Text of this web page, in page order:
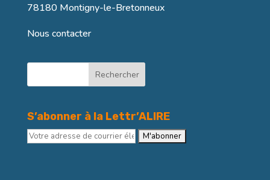
78180 Montigny-le-Bretonneux
Nous contacter
Rechercher
S’abonner à la Lettr’ALIRE